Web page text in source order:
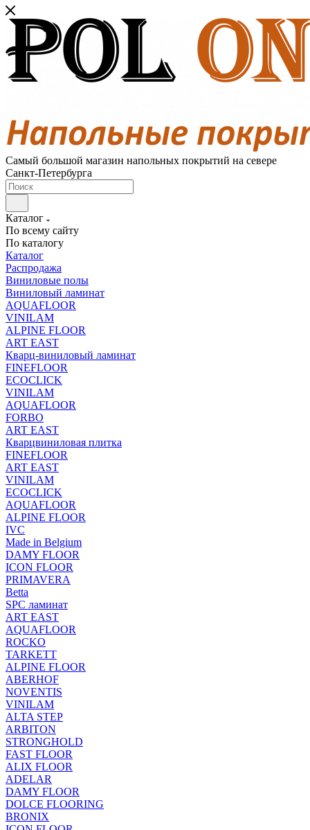
Самый большой магазин напольных покрытий на севере
Санкт-Петербурга
Каталог
По всему сайту
По каталогу
Каталог
Распродажа
Виниловые полы
Виниловый ламинат
AQUAFLOOR
VINILAM
ALPINE FLOOR
ART EAST
Кварц-виниловый ламинат
FINEFLOOR
ECOCLICK
VINILAM
AQUAFLOOR
FORBO
ART EAST
Кварцвиниловая плитка
FINEFLOOR
ART EAST
VINILAM
ECOCLICK
AQUAFLOOR
ALPINE FLOOR
IVC
Made in Belgium
DAMY FLOOR
ICON FLOOR
PRIMAVERA
Betta
SPC ламинат
ART EAST
AQUAFLOOR
ROCKO
TARKETT
ALPINE FLOOR
ABERHOF
NOVENTIS
VINILAM
ALTA STEP
ARBITON
STRONGHOLD
FAST FLOOR
ALIX FLOOR
ADELAR
DAMY FLOOR
DOLCE FLOORING
BRONIX